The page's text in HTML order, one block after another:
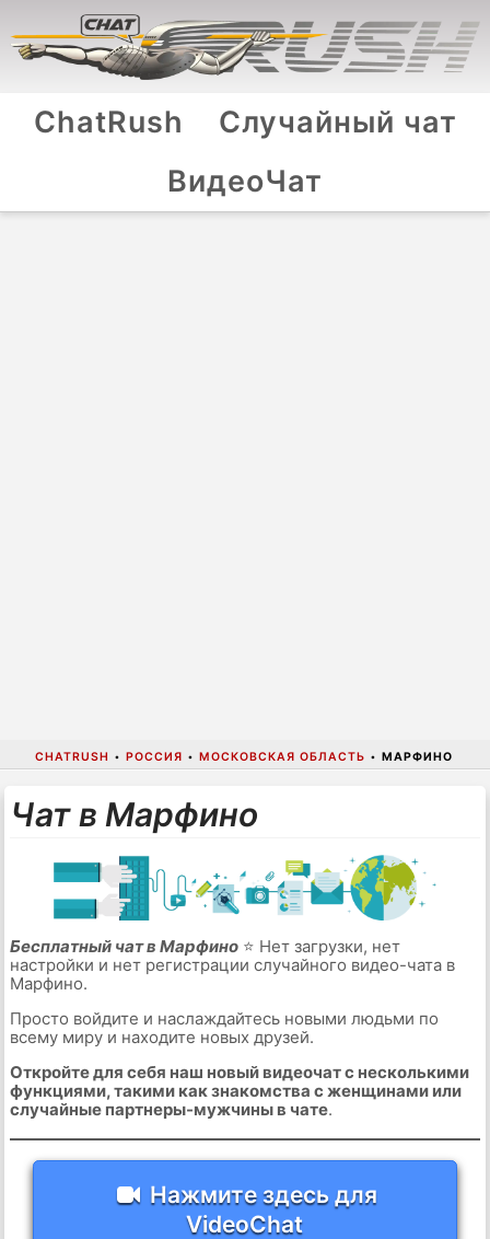
ChatRush
Случайный чат
ВидеоЧат
CHATRUSH • РОССИЯ • МОСКОВСКАЯ ОБЛАСТЬ • МАРФИНО
Чат в Марфино
Бесплатный чат в Марфино⭐ Нет загрузки, нет
настройки и нет регистрации случайного видео-чата в
Марфино.
Просто войдите и наслаждайтесь новыми людьми по
всему миру и находите новых друзей.
Откройте для себя наш новый видеочат с несколькими
функциями, такими как знакомства с женщинами или
случайные партнеры-мужчины в чате.
Нажмите здесь для
VideoChat